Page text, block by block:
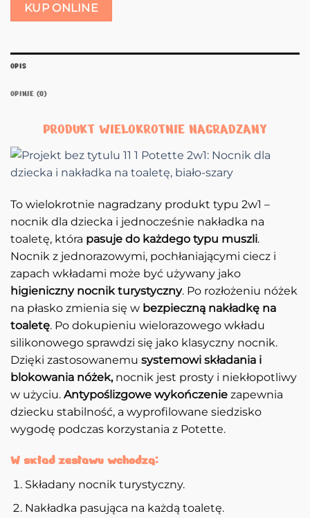
KUP ONLINE
OPIS
OPINIE (0)
PRODUKT WIELOKROTNIE NAGRADZANY
To wielokrotnie nagradzany produkt typu 2w1 –
nocnik dla dziecka i jednocześnie nakładka na
toaletę, która pasuje do każdego typu muszli.
Nocnik z jednorazowymi, pochłaniającymi ciecz i
zapach wkładami może być używany jako
higieniczny nocnik turystyczny. Po rozłożeniu nóżek
na płasko zmienia się w bezpieczną nakładkę na
toaletę. Po dokupieniu wielorazowego wkładu
silikonowego sprawdzi się jako klasyczny nocnik.
Dzięki zastosowanemu systemowi składania i
blokowania nóżek,nocnik jest prosty i niekłopotliwy
w użyciu. Antypoślizgowe wykończenie zapewnia
dziecku stabilność, a wyprofilowane siedzisko
wygodę podczas korzystania z Potette.
W skład zestawu wchodzą:
Składany nocnik turystyczny.
Nakładka pasująca na każdą toaletę.